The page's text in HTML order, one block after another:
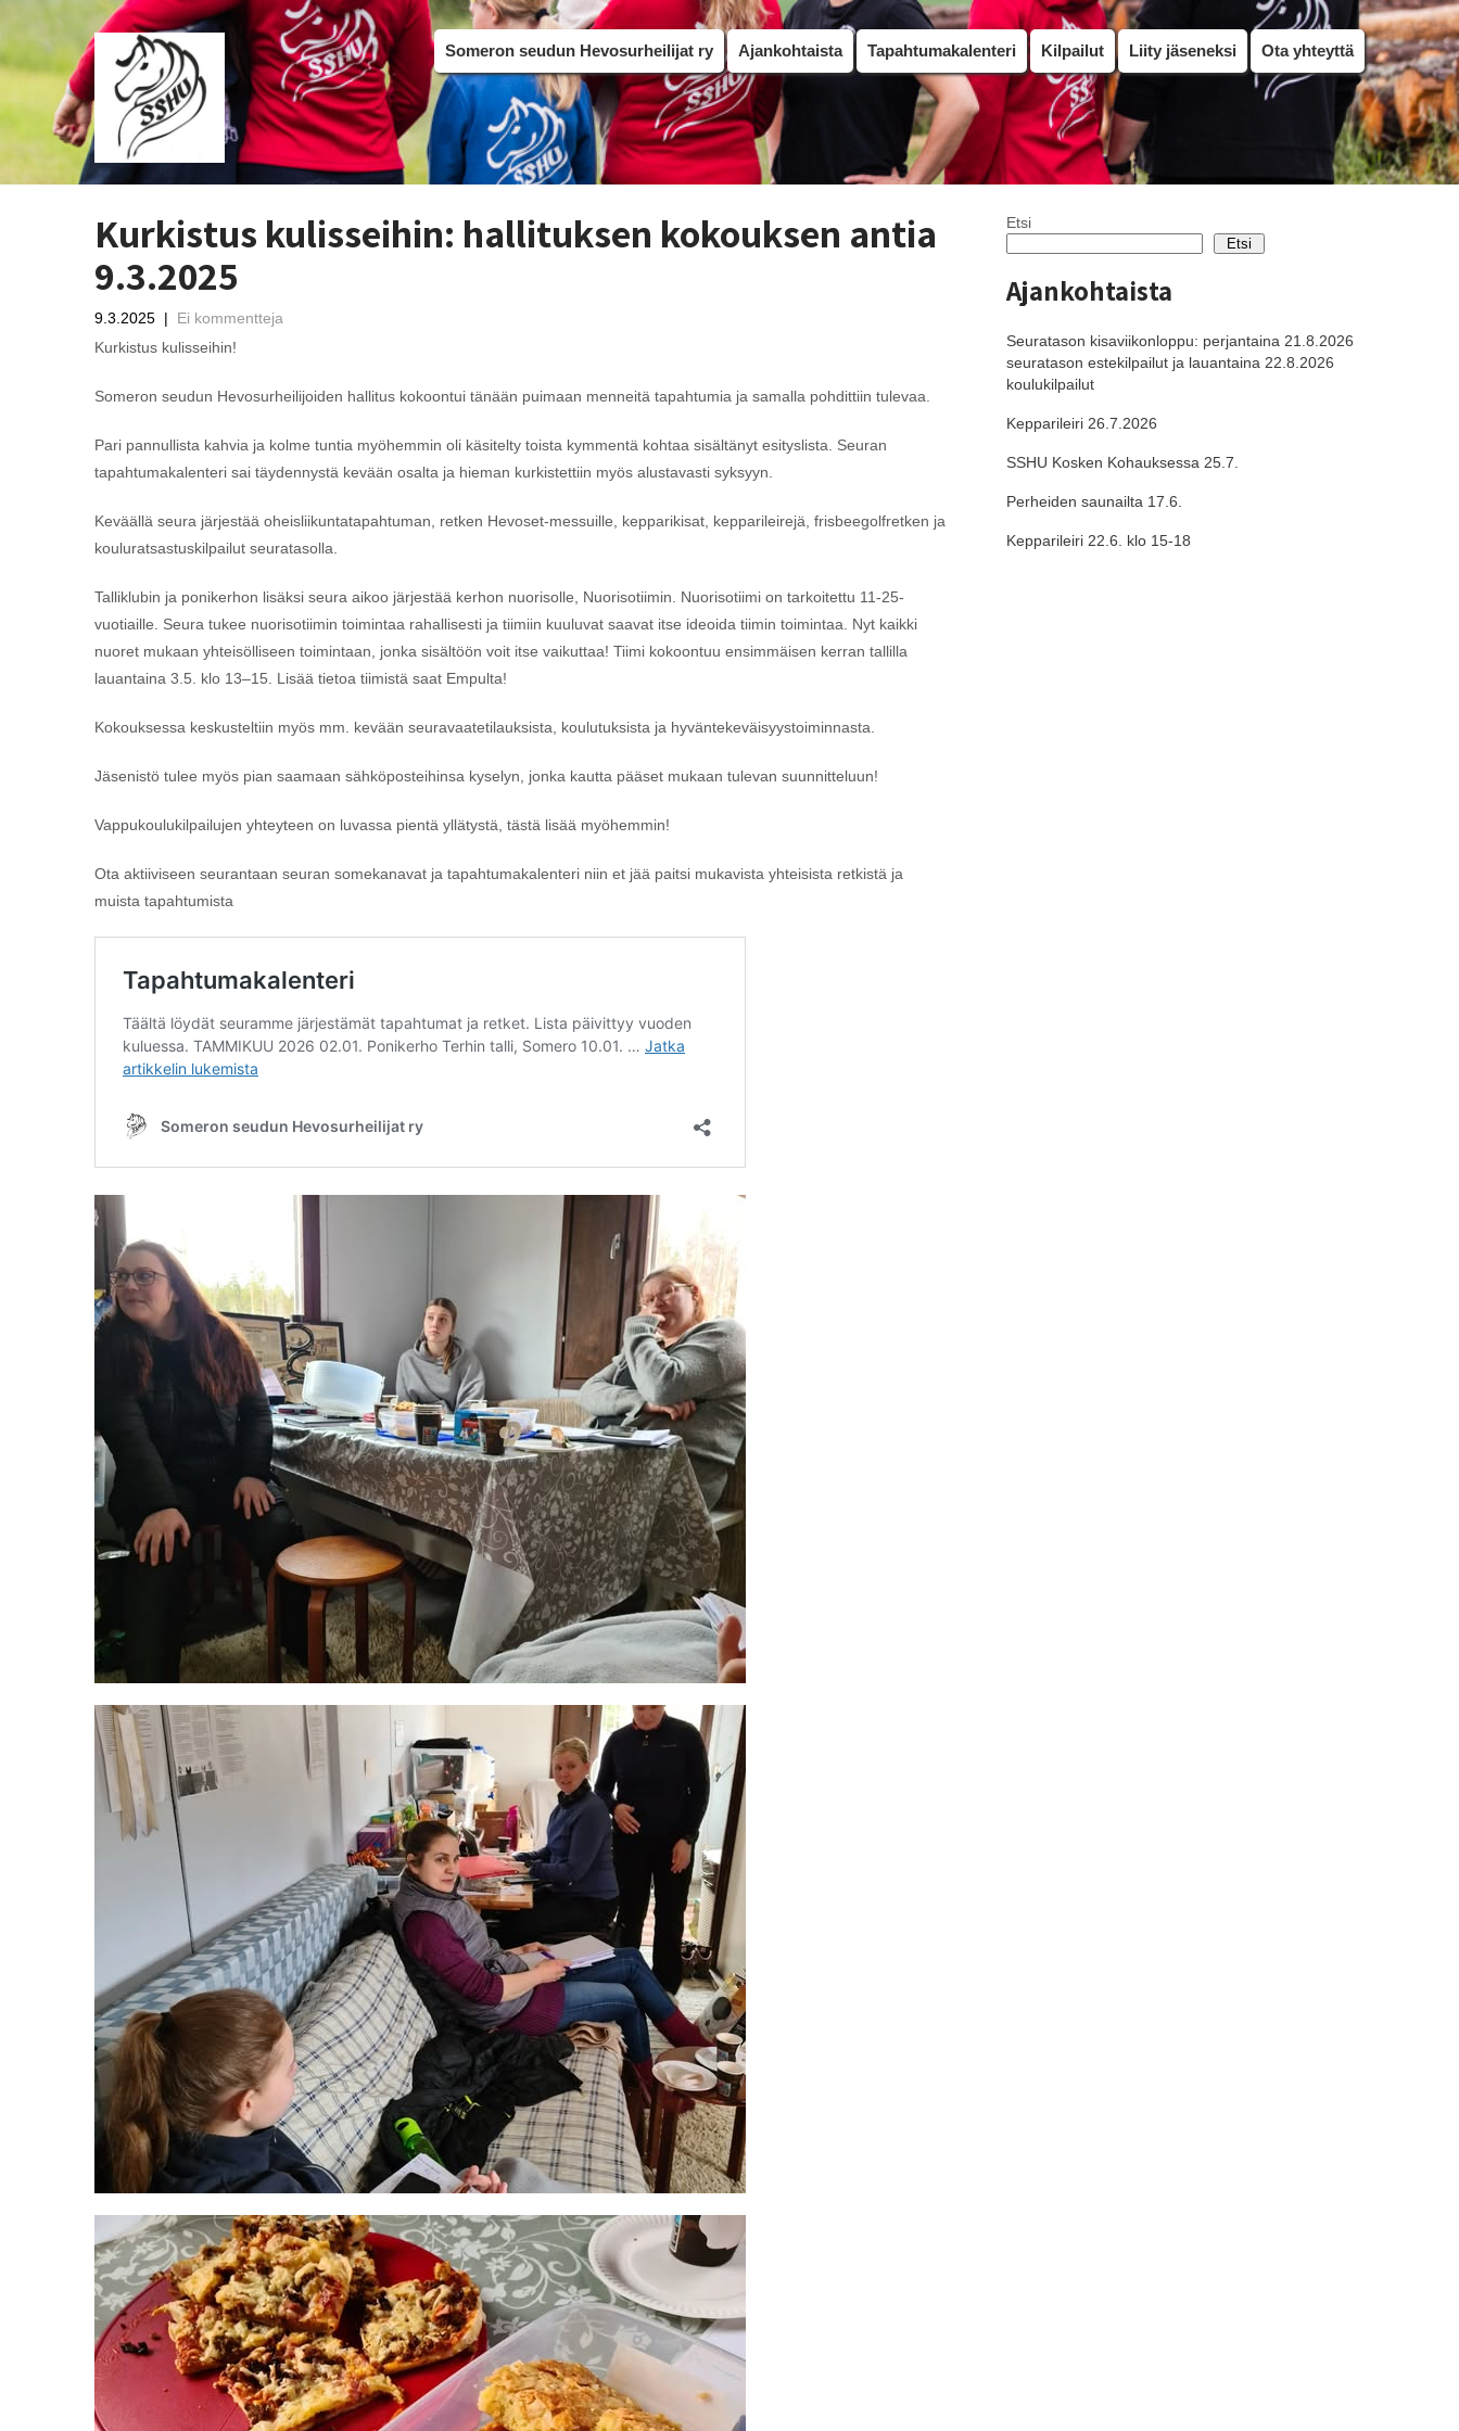
Someron seudun Hevosurheilijat ry Ajankohtaista Tapahtumakalenteri Kilpailut Liity jäseneksi Ota yhteyttä
Kurkistus kulisseihin: hallituksen kokouksen antia
9.3.2025
9.3.2025 | Ei kommentteja
Kurkistus kulisseihin!
Someron seudun Hevosurheilijoiden hallitus kokoontui tänään puimaan menneitä tapahtumia ja samalla pohdittiin tulevaa.
Pari pannullista kahvia ja kolme tuntia myöhemmin oli käsitelty toista kymmentä kohtaa sisältänyt esityslista. Seuran
tapahtumakalenteri sai täydennystä kevään osalta ja hieman kurkistettiin myös alustavasti syksyyn.
Keväällä seura järjestää oheisliikuntatapahtuman, retken Hevoset-messuille, kepparikisat, kepparileirejä, frisbeegolfretken ja
kouluratsastuskilpailut seuratasolla.
Talliklubin ja ponikerhon lisäksi seura aikoo järjestää kerhon nuorisolle, Nuorisotiimin. Nuorisotiimi on tarkoitettu 11-25-
vuotiaille. Seura tukee nuorisotiimin toimintaa rahallisesti ja tiimiin kuuluvat saavat itse ideoida tiimin toimintaa. Nyt kaikki
nuoret mukaan yhteisölliseen toimintaan, jonka sisältöön voit itse vaikuttaa! Tiimi kokoontuu ensimmäisen kerran tallilla
lauantaina 3.5. klo 13–15. Lisää tietoa tiimistä saat Empulta!
Kokouksessa keskusteltiin myös mm. kevään seuravaatetilauksista, koulutuksista ja hyväntekeväisyystoiminnasta.
Jäsenistö tulee myös pian saamaan sähköposteihinsa kyselyn, jonka kautta pääset mukaan tulevan suunnitteluun!
Vappukoulukilpailujen yhteyteen on luvassa pientä yllätystä, tästä lisää myöhemmin!
Ota aktiiviseen seurantaan seuran somekanavat ja tapahtumakalenteri niin et jää paitsi mukavista yhteisista retkistä ja
muista tapahtumista
Etsi
Etsi
Ajankohtaista
Seuratason kisaviikonloppu: perjantaina 21.8.2026
seuratason estekilpailut ja lauantaina 22.8.2026
koulukilpailut
Kepparileiri 26.7.2026
SSHU Kosken Kohauksessa 25.7.
Perheiden saunailta 17.6.
Kepparileiri 22.6. klo 15-18